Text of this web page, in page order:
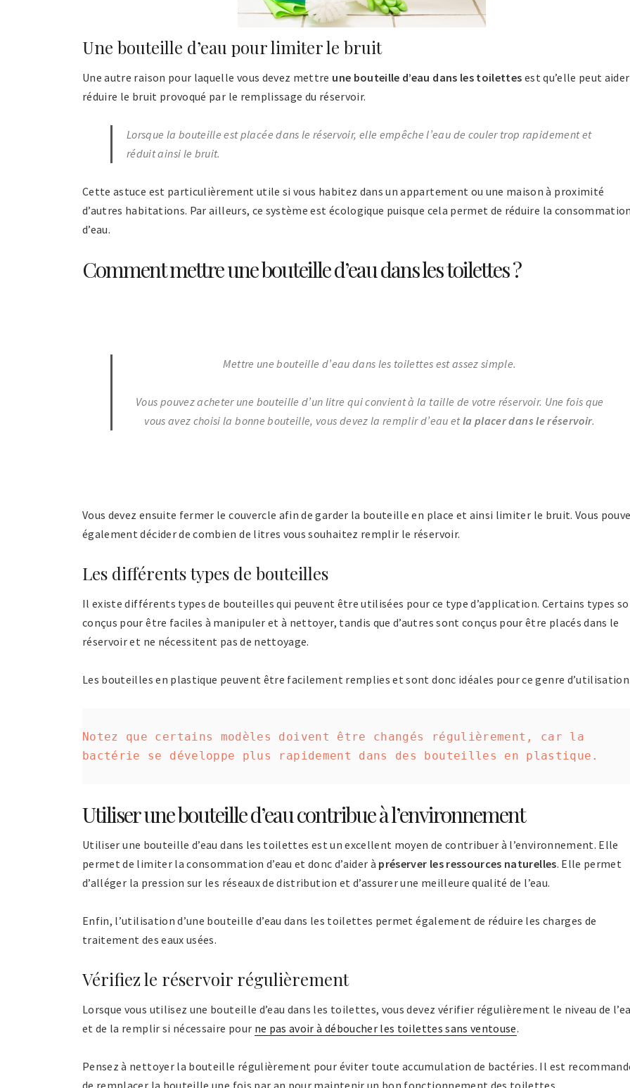
Une bouteille d’eau pour limiter le bruit
Une autre raison pour laquelle vous devez mettre une bouteille d’eau dans les toilettes est qu’elle peut
réduire le bruit provoqué par le remplissage du réservoir.
Lorsque la bouteille est placée dans le réservoir, elle empêche l’eau de couler trop rapidement et
réduit ainsi le bruit.
Cette astuce est particulièrement utile si vous habitez dans un appartement ou une maison à proximité
d’autres habitations. Par ailleurs, ce système est écologique puisque cela permet de réduire la
d’eau.
Comment mettre une bouteille d’eau dans les toilettes ?
Mettre une bouteille d’eau dans les toilettes est assez simple.
Vous pouvez acheter une bouteille d’un litre qui convient à la taille de votre réservoir. Une fois que
vous avez choisi la bonne bouteille, vous devez la remplir d’eau etla placer dans le réservoir.
Vous devez ensuite fermer le couvercle afin de garder la bouteille en place et ainsi limiter le bruit. Vous
également décider de combien de litres vous souhaitez remplir le réservoir.
Les différents types de bouteilles
Il existe différents types de bouteilles qui peuvent être utilisées pour ce type d’application. Certains types
conçus pour être faciles à manipuler et à nettoyer, tandis que d’autres sont conçus pour être placés dans le
réservoir et ne nécessitent pas de nettoyage.
Les bouteilles en plastique peuvent être facilement remplies et sont donc idéales pour ce genre
Notez que certains modèles doivent être changés régulièrement, car la
bactérie se développe plus rapidement dans des bouteilles en plastique.
Utiliser une bouteille d’eau contribue à l’environnement
Utiliser une bouteille d’eau dans les toilettes est un excellent moyen de contribuer à l’environnement. Elle
permet de limiter la consommation d’eau et donc d’aider à préserver les ressources naturelles. Elle permet
d’alléger la pression sur les réseaux de distribution et d’assurer une meilleure qualité de l’eau.
Enfin, l’utilisation d’une bouteille d’eau dans les toilettes permet également de réduire les charges de
traitement des eaux usées.
Vérifiez le réservoir régulièrement
Lorsque vous utilisez une bouteille d’eau dans les toilettes, vous devez vérifier régulièrement le niveau de
et de la remplir si nécessaire pour ne pas avoir à déboucher les toilettes sans ventouse.
Pensez à nettoyer la bouteille régulièrement pour éviter toute accumulation de bactéries. Il est
de remplacer la bouteille une fois par an pour maintenir un bon fonctionnement des toilettes.